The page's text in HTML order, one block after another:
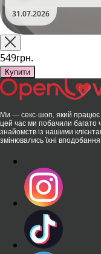
та вже встиг стати
на міжнародній виставці
Shanghai-2026!​LOVISS - це
поєднання унікальної
та бездога..
31.07.2026
549грн.
Купити
Ми — секс-шоп, який працює
цей час ми побачили багато
знайомств із нашими
змінювались їхні вподобання